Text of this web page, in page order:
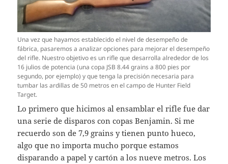
Una vez que hayamos establecido el nivel de desempeño de
fábrica, pasaremos a analizar opciones para mejorar el desempeño
del rifle. Nuestro objetivo es un rifle que desarrolla alrededor de los
16 julios de potencia (una copa JSB 8.44 grains a 800 pies por
segundo, por ejemplo) y que tenga la precisión necesaria para
tumbar las ardillas de 50 metros en el campo de Hunter Field
Target.
Lo primero que hicimos al ensamblar el rifle fue dar
una serie de disparos con copas Benjamin. Si me
recuerdo son de 7,9 grains y tienen punto hueco,
algo que no importa mucho porque estamos
disparando a papel y cartón a los nueve metros. Los